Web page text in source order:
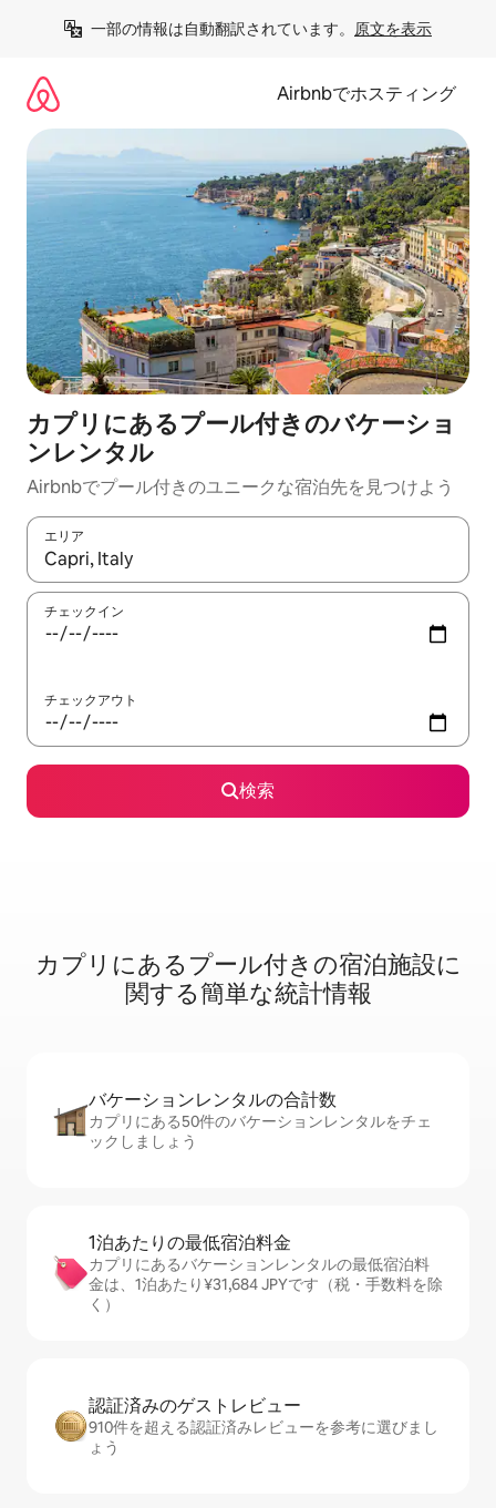
一部の情報は自動翻訳されています。 原文を表示
Airbnbでホスティング
カプリにあるプール付きのバケーショ
ンレンタル
Airbnbでプール付きのユニークな宿泊先を見つけよう
エリア
検索結果が表示されたら、上下の矢印キーを使って移動するか
チェックイン
チェックアウト
検索
カプリに⁠あ⁠るプ⁠ー⁠ル⁠付⁠き⁠の宿⁠泊⁠施⁠設⁠に
関⁠す⁠る簡⁠単⁠な統⁠計⁠情⁠報
バケーションレ⁠ン⁠タ⁠ル⁠の合⁠計⁠数
カプリにある50件のバケーションレンタルをチェ
ックしましょう
1泊あたりの最⁠低⁠宿⁠泊⁠料⁠金
カプリにあるバケーションレンタルの最低宿泊料
金は、1泊あたり¥31,684 JPYです（税・手数料を除
く）
認証済みのゲ⁠ス⁠ト⁠レ⁠ビ⁠ュ⁠ー
910件を超える認証済みレビューを参考に選びまし
ょう